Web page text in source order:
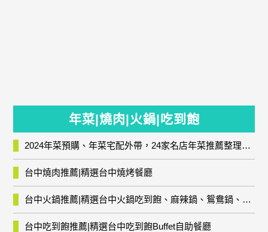
年菜|燒肉|火鍋|吃到飽
2024年菜預購、年菜宅配外帶，24家名店年菜推薦整理，圍爐輕鬆上菜團圓趣
台中燒肉推薦|精選台中燒烤餐廳
台中火鍋推薦|精選台中火鍋吃到飽、麻辣鍋、鴛鴦鍋、石頭火鍋、酸菜白肉鍋、海鮮鍋、燒酒雞、麻油雞、壽喜燒等熱門人氣火鍋店!
台中吃到飽推薦|精選台中吃到飽Buffet自助餐廳